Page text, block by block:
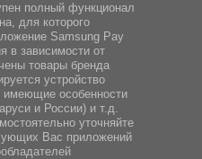
полный функционал
для которого
Samsung Pay
в зависимости от
товары бренда
устройство
имеющие особенности
и России) и т.д.
уточняйте
Вас приложений